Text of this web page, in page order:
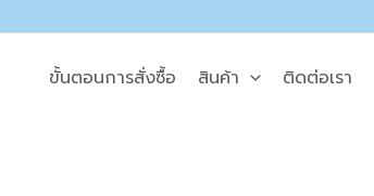
to
contentขั้นตอนการสั่งซื้อ สินค้า ติดต่อเรา
range:
฿67.00
range:
฿37.00
range:
฿33.00
range:
฿133.00